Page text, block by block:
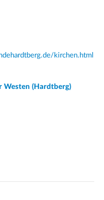
kirchen.html
Westen (Hardtberg)